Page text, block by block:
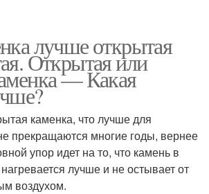
лучше открытая
Открытая или
— Какая
каменка, что лучше для
прекращаются многие годы, вернее
упор идет на то, что камень в
лучше и не остывает от
воздухом.